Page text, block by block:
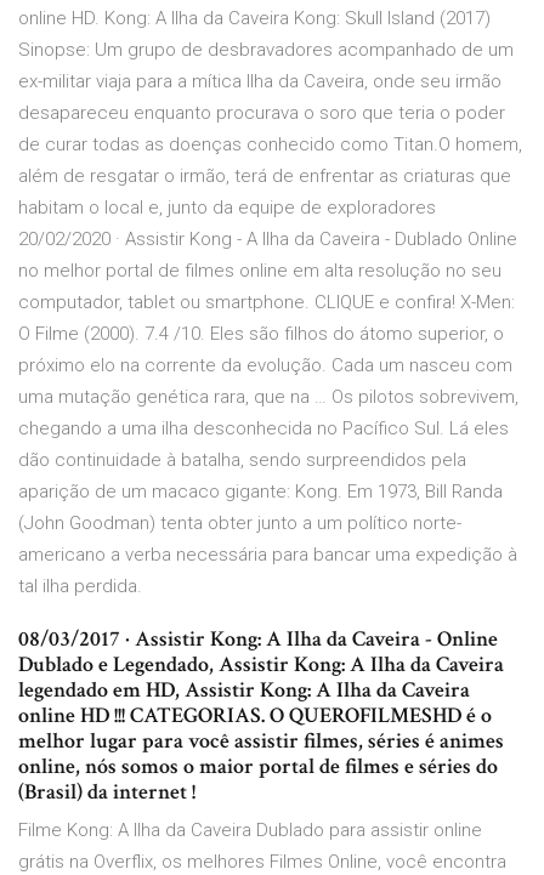
online HD. Kong: A Ilha da Caveira Kong: Skull Island (2017)
Sinopse: Um grupo de desbravadores acompanhado de um
ex-militar viaja para a mítica Ilha da Caveira, onde seu irmão
desapareceu enquanto procurava o soro que teria o poder
de curar todas as doenças conhecido como Titan.O homem,
além de resgatar o irmão, terá de enfrentar as criaturas que
habitam o local e, junto da equipe de exploradores
20/02/2020 · Assistir Kong - A Ilha da Caveira - Dublado Online
no melhor portal de filmes online em alta resolução no seu
computador, tablet ou smartphone. CLIQUE e confira! X-Men:
O Filme (2000). 7.4 /10. Eles são filhos do átomo superior, o
próximo elo na corrente da evolução. Cada um nasceu com
uma mutação genética rara, que na … Os pilotos sobrevivem,
chegando a uma ilha desconhecida no Pacífico Sul. Lá eles
dão continuidade à batalha, sendo surpreendidos pela
aparição de um macaco gigante: Kong. Em 1973, Bill Randa
(John Goodman) tenta obter junto a um político norte-
americano a verba necessária para bancar uma expedição à
tal ilha perdida.
08/03/2017 · Assistir Kong: A Ilha da Caveira - Online
Dublado e Legendado, Assistir Kong: A Ilha da Caveira
legendado em HD, Assistir Kong: A Ilha da Caveira
online HD !!! CATEGORIAS. O QUEROFILMESHD é o
melhor lugar para você assistir filmes, séries é animes
online, nós somos o maior portal de filmes e séries do
(Brasil) da internet !
Filme Kong: A Ilha da Caveira Dublado para assistir online
grátis na Overflix, os melhores Filmes Online, você encontra